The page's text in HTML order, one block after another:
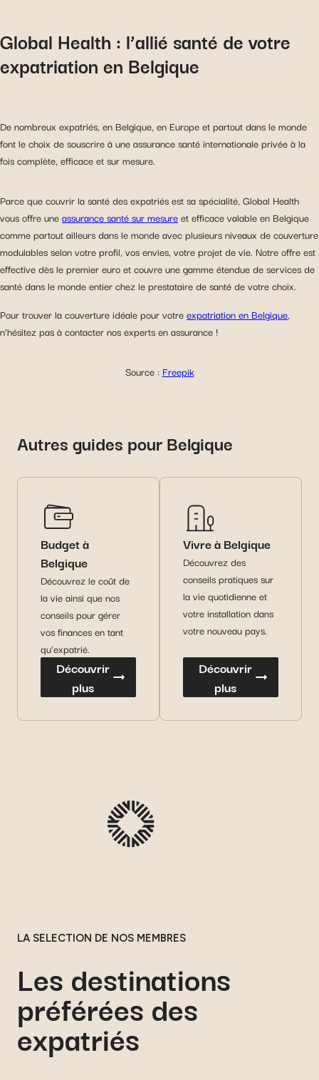
Global Health : l’allié santé de votre
expatriation en Belgique
De nombreux expatriés, en Belgique, en Europe et partout dans le monde
font le choix de souscrire à une assurance santé internationale privée à la
fois complète, efficace et sur mesure.
Parce que couvrir la santé des expatriés est sa spécialité, Global Health
vous offre uneassurance santé sur mesureet efficace valable en Belgique
comme partout ailleurs dans le monde avec plusieurs niveaux de couverture
modulables selon votre profil, vos envies, votre projet de vie. Notre offre est
effective dès le premier euro et couvre une gamme étendue de services de
santé dans le monde entier chez le prestataire de santé de votre choix.
Pour trouver la couverture idéale pour votreexpatriation en Belgique,
n’hésitez pas à contacter nos experts en assurance !
Source : Freepik
Autres guides pour Belgique
Budget à
Belgique
Découvrez le coût de
la vie ainsi que nos
conseils pour gérer
vos finances en tant
qu'expatrié.
Découvrir
plus
Vivre à Belgique
Découvrez des
conseils pratiques sur
la vie quotidienne et
votre installation dans
votre nouveau pays.
Découvrir
plus
LA SELECTION DE NOS MEMBRES
Les destinations
préférées des
expatriés